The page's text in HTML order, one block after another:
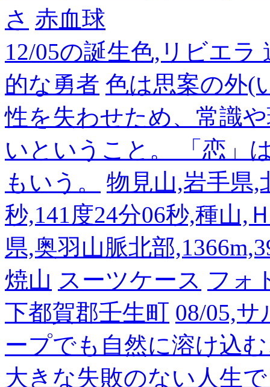
さ 赤血球
12/05の誕生色,リビエ
的な勇者 色は思案の外(
性を失わせため、常識
いということ。 「恋」
もいう。
物見山,岩手県,
秒,141度24分06秒,種山,
県,奥羽山脈北部
焼山 スーツケース フォ
下都賀郡壬生町 08/05,
ープでも自然に溶け込
大きな失敗のない人生